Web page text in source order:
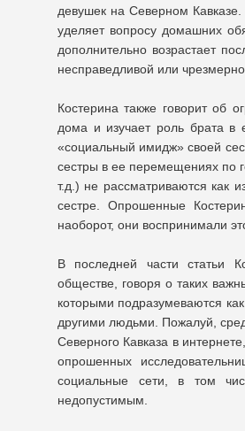
девушек на Северном
уделяет вопросу домашних
дополнительно возрастает
несправедливой или
Костерина также говорит об
дома и изучает роль брата в
«социальный имидж» своей
сестры в ее перемещениях по
т.д.) не рассматриваются как
сестре. Опрошенные
наоборот, они воспринимали
В последней части статьи
обществе, говоря о таких
которыми подразумеваются
другими людьми. Пожалуй,
Северного Кавказа в
опрошенных
социальные сети, в том
недопустимым.